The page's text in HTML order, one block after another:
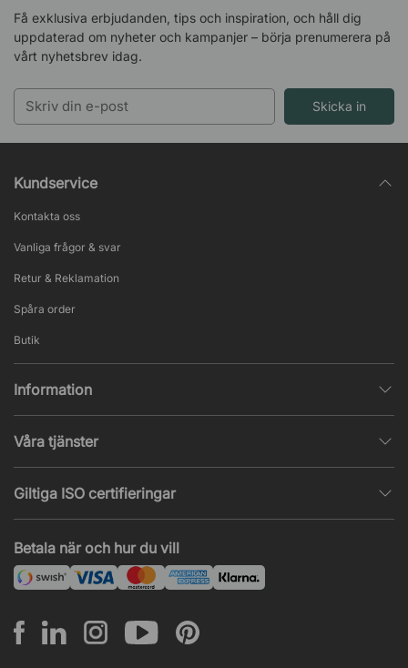
Få exklusiva erbjudanden, tips och inspiration, och håll dig
uppdaterad om nyheter och kampanjer – börja prenumerera på
vårt nyhetsbrev idag.
Skicka in
Kundservice
Kontakta oss
Vanliga frågor & svar
Retur & Reklamation
Spåra order
Butik
Information
Försäljningsvillkor
Populära sidor
Nyheter & artiklar
Våra tjänster
Tysta rum & telefonbås
Projekt & offert
Montering
Betala när och hur du vill
Giltiga ISO certifieringar
ISO 14001– Miljöledning
ISO 45001– Arbetsmiljöledning